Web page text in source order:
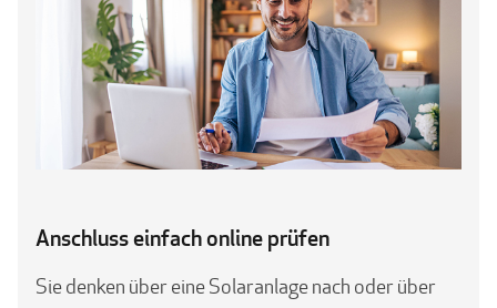
Anschluss einfach online prüfen
Sie denken über eine Solaranlage nach oder über